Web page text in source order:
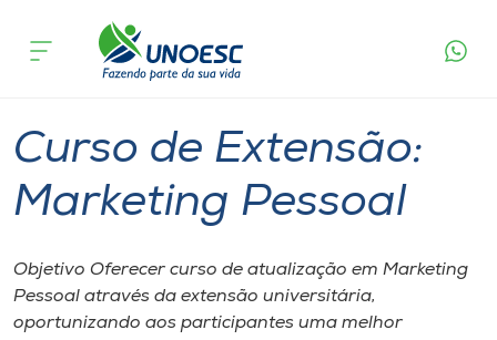
Cursos
Pesquisa
Portal de Ensino
acontece
Curso de Extensão:
Marketing Pessoal
Objetivo Oferecer curso de atualização em Marketing
Pessoal através da extensão universitária,
oportunizando aos participantes uma melhor